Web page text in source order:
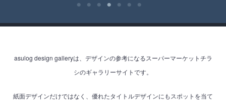
asulog design galleryは、デザインの参考になるスーパーマーケットチラ
シのギャラリーサイトです。
紙面デザインだけではなく、優れたタイトルデザインにもスポットを当て